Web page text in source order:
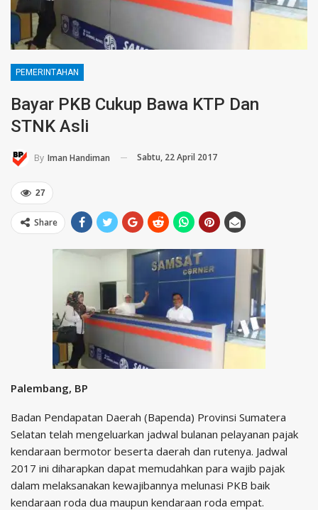
PEMERINTAHAN
Bayar PKB Cukup Bawa KTP Dan
STNK Asli
By Iman Handiman Sabtu, 22 April 2017
27
Share
Palembang, BP
Badan Pendapatan Daerah (Bapenda) Provinsi Sumatera
Selatan telah mengeluarkan jadwal bulanan pelayanan pajak
kendaraan bermotor beserta daerah dan rutenya. Jadwal
2017 ini diharapkan dapat memudahkan para wajib pajak
dalam melaksanakan kewajibannya melunasi PKB baik
kendaraan roda dua maupun kendaraan roda empat.